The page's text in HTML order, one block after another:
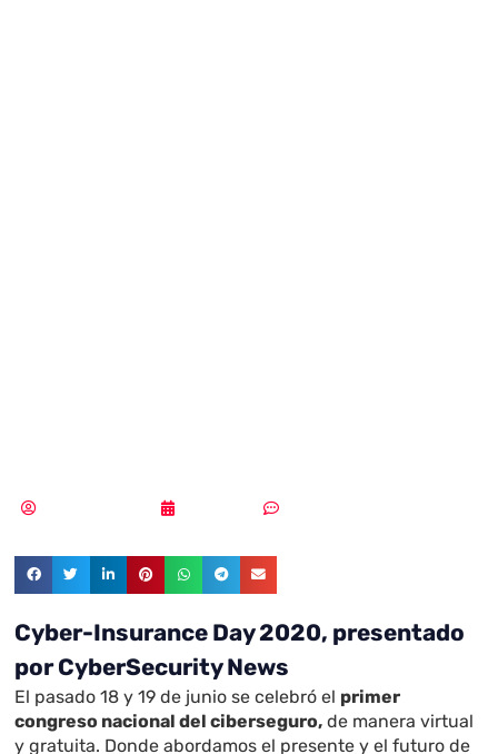
Cyber-Insurance Day 2020, presentado
por CyberSecurity News
El pasado 18 y 19 de junio se celebró el primer
congreso nacional del ciberseguro, de manera virtual
y gratuita. Donde abordamos el presente y el futuro de